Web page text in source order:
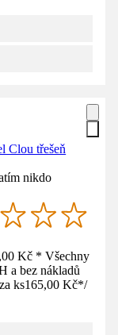
Clou třešeň
nikdo
Kč * Všechny
a bez nákladů
ks165,00 Kč*/